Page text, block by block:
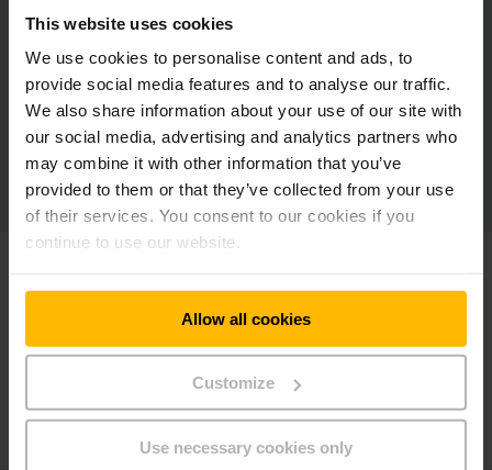
This website uses cookies
We use cookies to personalise content and ads, to
provide social media features and to analyse our traffic.
We also share information about your use of our site with
our social media, advertising and analytics partners who
may combine it with other information that you’ve
provided to them or that they’ve collected from your use
of their services. You consent to our cookies if you
continue to use our website.
Allow all cookies
Customize
Use necessary cookies only
των μονάδων που παρήγαγε το 2019, αποτέλεσαν τα
αναπτυσσόμενο ποσοστό ήταν εξοπλισμένο με την
τεχνολογία αιχμής ιόντων λιθίου. Κατά τη διάρκεια του
κύκλου ζωής τους, τα ηλεκτροκίνητα μηχανήματα με
συσσωρευτές ιόντων λιθίου αποφέρουν 52% λιγότερες
εκπομπές ρύπων, σε σύγκριση με τα πετρελαιοκίνητα
μηχανήματα στην ίδια κατηγορία ανυψωτικής ικανότητας.
για βιωσιμότητα στο μέλλον, προκειμένου να δημιουργεί
διαρκή προστιθέμενη αξία, τόσο στους πελάτες της, όσο και
στην κοινωνία γενικότερα. Αυτός είναι ο λόγος για τον
οποίο η βιώσιμη ανάπτυξη, διαδραματίζει κεντρικό ρόλο
στην εταιρική στρατηγική μας για το 2025+, την οποία θα
παρουσιάσουμε εντός Νοεμβρίου», ανακοίνωσε ο Dr. Lars